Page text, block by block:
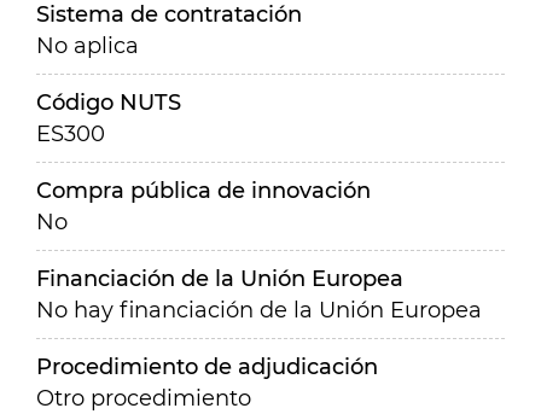
Sistema de contratación
No aplica
Código NUTS
ES300
Compra pública de innovación
No
Financiación de la Unión Europea
No hay financiación de la Unión Europea
Procedimiento de adjudicación
Otro procedimiento